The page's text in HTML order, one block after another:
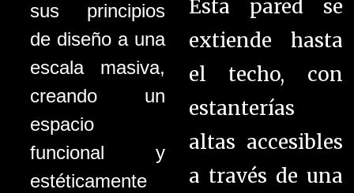
sus principios
de diseño a una
escala masiva,
creando un
espacio
funcional y
estéticamente
Esta pared se
extiende hasta
el techo, con
estanterías
altas accesibles
a través de una